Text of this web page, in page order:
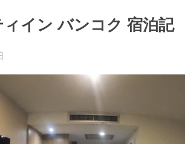
イン バンコク 宿泊記